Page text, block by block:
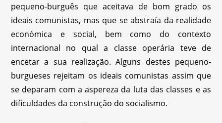
pequeno-burguês que aceitava de bom grado os
ideais comunistas, mas que se abstraía da realidade
económica e social, bem como do contexto
internacional no qual a classe operária teve de
encetar a sua realização. Alguns destes pequeno-
burgueses rejeitam os ideais comunistas assim que
se deparam com a aspereza da luta das classes e as
dificuldades da construção do socialismo.